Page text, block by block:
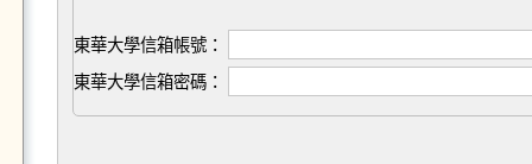
東華大學信箱帳號：
東華大學信箱密碼：